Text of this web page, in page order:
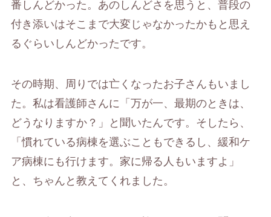
番しんどかった。あのしんどさを思うと、普段の
付き添いはそこまで大変じゃなかったかもと思え
るぐらいしんどかったです。
その時期、周りでは亡くなったお子さんもいまし
た。私は看護師さんに「万が一、最期のときは、
どうなりますか？」と聞いたんです。そしたら、
「慣れている病棟を選ぶこともできるし、緩和ケ
ア病棟にも行けます。家に帰る人もいますよ」
と、ちゃんと教えてくれました。